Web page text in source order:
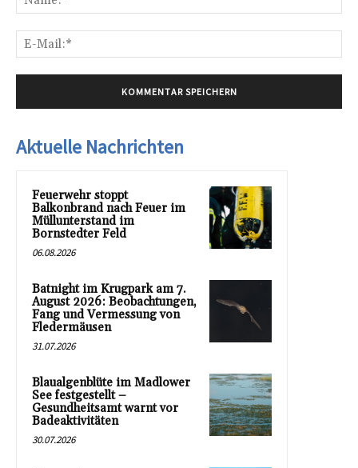
Aktuelle Nachrichten
Feuerwehr stoppt
Balkonbrand nach Feuer im
Müllunterstand im
Bornstedter Feld
06.08.2026
Batnight im Krugpark am 7.
August 2026: Beobachtungen,
Fang und Vermessung von
Fledermäusen
31.07.2026
Blaualgenblüte im Madlower
See festgestellt –
Gesundheitsamt warnt vor
Badeaktivitäten
30.07.2026